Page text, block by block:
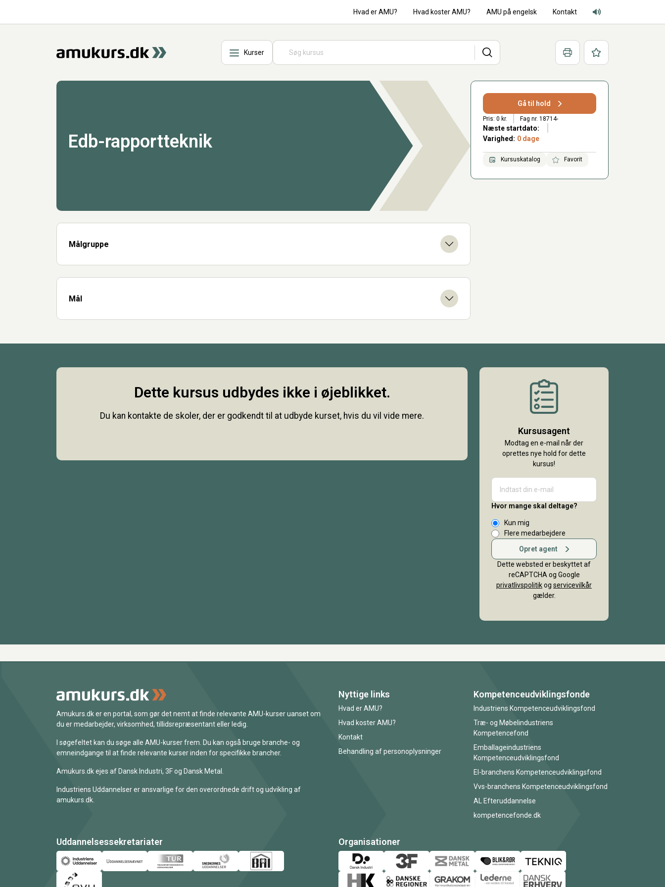
Hvad er AMU? Hvad koster AMU? AMU på engelsk Kontakt
Adgang for alle lyd
Kurser Søg Print Favoritter
Edb-rapportteknik
Målgruppe
Mål
Gå til hold
Pris: 0 kr. Fag nr. 18714-
Næste startdato:
Varighed: 0 dage
Kursuskatalog Favorit
Dette kursus udbydes ikke i øjeblikket.
Du kan kontakte de skoler, der er godkendt til at udbyde kurset, hvis du vil vide mere.
Kursusagent
Modtag en e-mail når der
oprettes nye hold for dette
kursus!
Hvor mange skal deltage?
Kun mig
Flere medarbejdere
Opret agent
Dette websted er beskyttet af
reCAPTCHA og Google
privatlivspolitikog servicevilkår
gælder.
Amukurs.dk er en portal, som gør det nemt at finde relevante AMU-kurser uanset om
du er medarbejder, virksomhed, tillidsrepræsentant eller ledig.
I søgefeltet kan du søge alle AMU-kurser frem. Du kan også bruge branche- og
emneindgange til at finde relevante kurser inden for specifikke brancher.
Amukurs.dk ejes af Dansk Industri, 3F og Dansk Metal.
Industriens Uddannelser er ansvarlige for den overordnede drift og udvikling af
amukurs.dk.
Nyttige links
Hvad er AMU?
Hvad koster AMU?
Kontakt
Behandling af personoplysninger
Kompetenceudviklingsfonde
Industriens Kompetenceudviklingsfond
Træ- og Møbelindustriens
Kompetencefond
Emballageindustriens
Kompetenceudviklingsfond
El-branchens Kompetenceudviklingsfond
Vvs-branchens Kompetenceudviklingsfond
AL Efteruddannelse
kompetencefonde.dk
Uddannelsessekretariater Organisationer